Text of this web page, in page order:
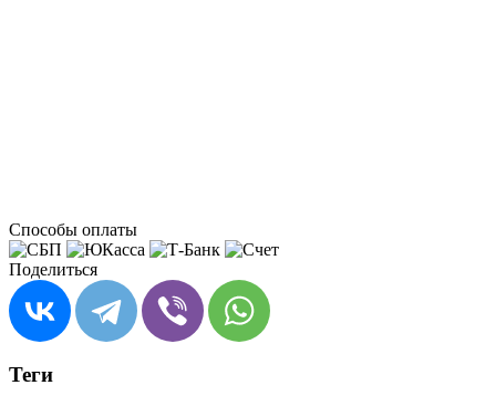
Способы оплаты
Поделиться
Теги